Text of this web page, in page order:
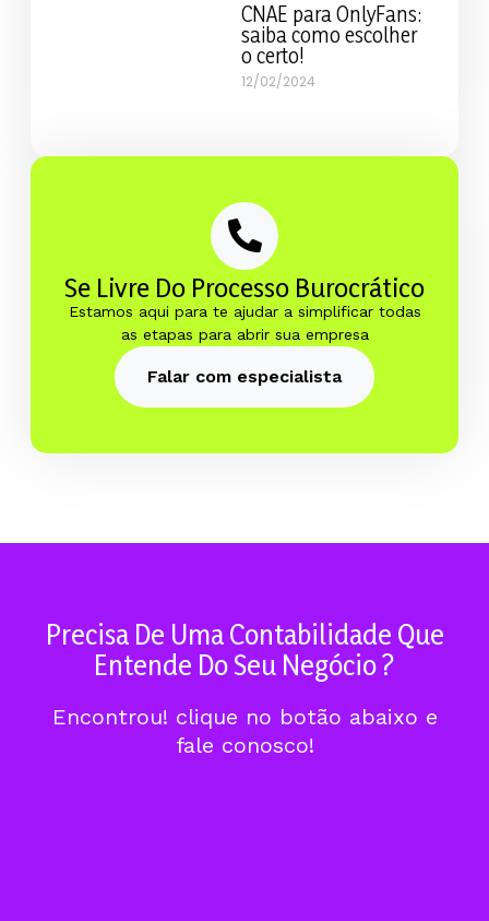
CNAE para OnlyFans:
saiba como escolher
o certo!
12/02/2024
Se Livre Do Processo Burocrático
Estamos aqui para te ajudar a simplificar todas
as etapas para abrir sua empresa
Falar com especialista
Precisa De Uma Contabilidade Que
Entende Do Seu Negócio ?
Encontrou! clique no botão abaixo e
fale conosco!